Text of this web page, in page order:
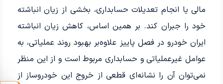
مالی یا انجام تعدیلات حسابداری، بخشی از زیان انباشته
خود را جبران کند. بر همین اساس، کاهش زیان انباشته
ایران‌ خودرو در فصل پاییز علاوه‌بر بهبود روند عملیاتی، به
عوامل غیرعملیاتی و حسابداری مربوط است و از این منظر
نمی‌توان آن را نشانه‌ای قطعی از خروج این خودروساز از